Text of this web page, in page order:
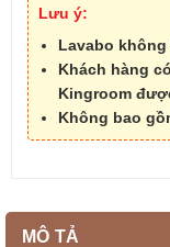
Lưu ý:
Lavabo
Khách hàng
Kingroom
Không bao
MÔ TẢ